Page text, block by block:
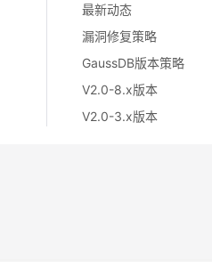
最新动态
漏洞修复策略
GaussDB版本策略
V2.0-8.x版本
V2.0-3.x版本